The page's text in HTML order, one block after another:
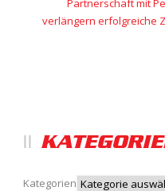
Partnerschaft mit
verlängern erfolgreiche
Kategorien